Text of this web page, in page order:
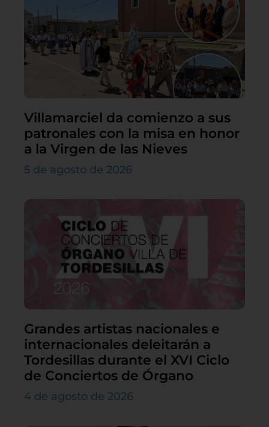
Villamarciel da comienzo a sus
patronales con la misa en honor
a la Virgen de las Nieves
5 de agosto de 2026
Grandes artistas nacionales e
internacionales deleitarán a
Tordesillas durante el XVI Ciclo
de Conciertos de Órgano
4 de agosto de 2026